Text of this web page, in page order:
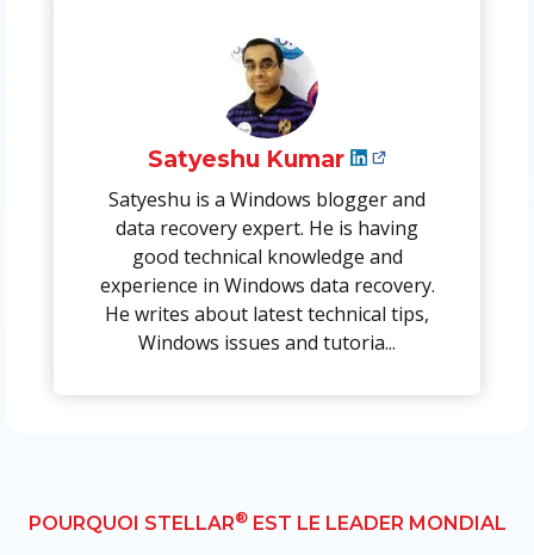
Satyeshu Kumar
Satyeshu is a Windows blogger and
data recovery expert. He is having
good technical knowledge and
experience in Windows data recovery.
He writes about latest technical tips,
Windows issues and tutoria...
POURQUOI STELLAR®EST LE LEADER MONDIAL